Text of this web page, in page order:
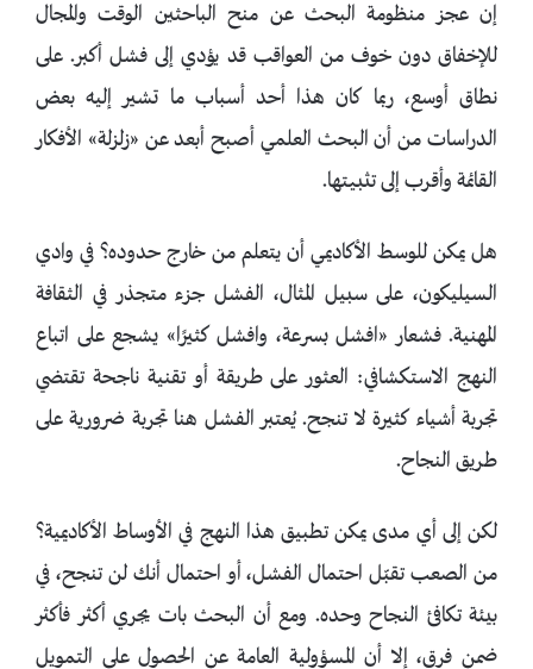
إن عجز منظومة البحث عن منح الباحثين الوقت والمجال
للإخفاق دون خوف من العواقب قد يؤدي إلى فشل أكبر. على
نطاق أوسع، ربما كان هذا أحد أسباب ما تشير إليه بعض
الدراسات من أن البحث العلمي أصبح أبعد عن «زلزلة» الأفكار
القائمة وأقرب إلى تثبيتها.
هل يمكن للوسط الأكاديمي أن يتعلم من خارج حدوده؟ في وادي
السيليكون، على سبيل المثال، الفشل جزء متجذر في الثقافة
المهنية. فشعار «افشل بسرعة، وافشل كثيرًا» يشجع على اتباع
النهج الاستكشافي: العثور على طريقة أو تقنية ناجحة تقتضي
تجربة أشياء كثيرة لا تنجح. يُعتبر الفشل هنا تجربة ضرورية على
طريق النجاح.
لكن إلى أي مدى يمكن تطبيق هذا النهج في الأوساط الأكاديمية؟
من الصعب تقبّل احتمال الفشل، أو احتمال أنك لن تنجح، في
بيئة تكافئ النجاح وحده. ومع أن البحث بات يجري أكثر فأكثر
ضمن فرق، إلا أن المسؤولية العامة عن الحصول على التمويل